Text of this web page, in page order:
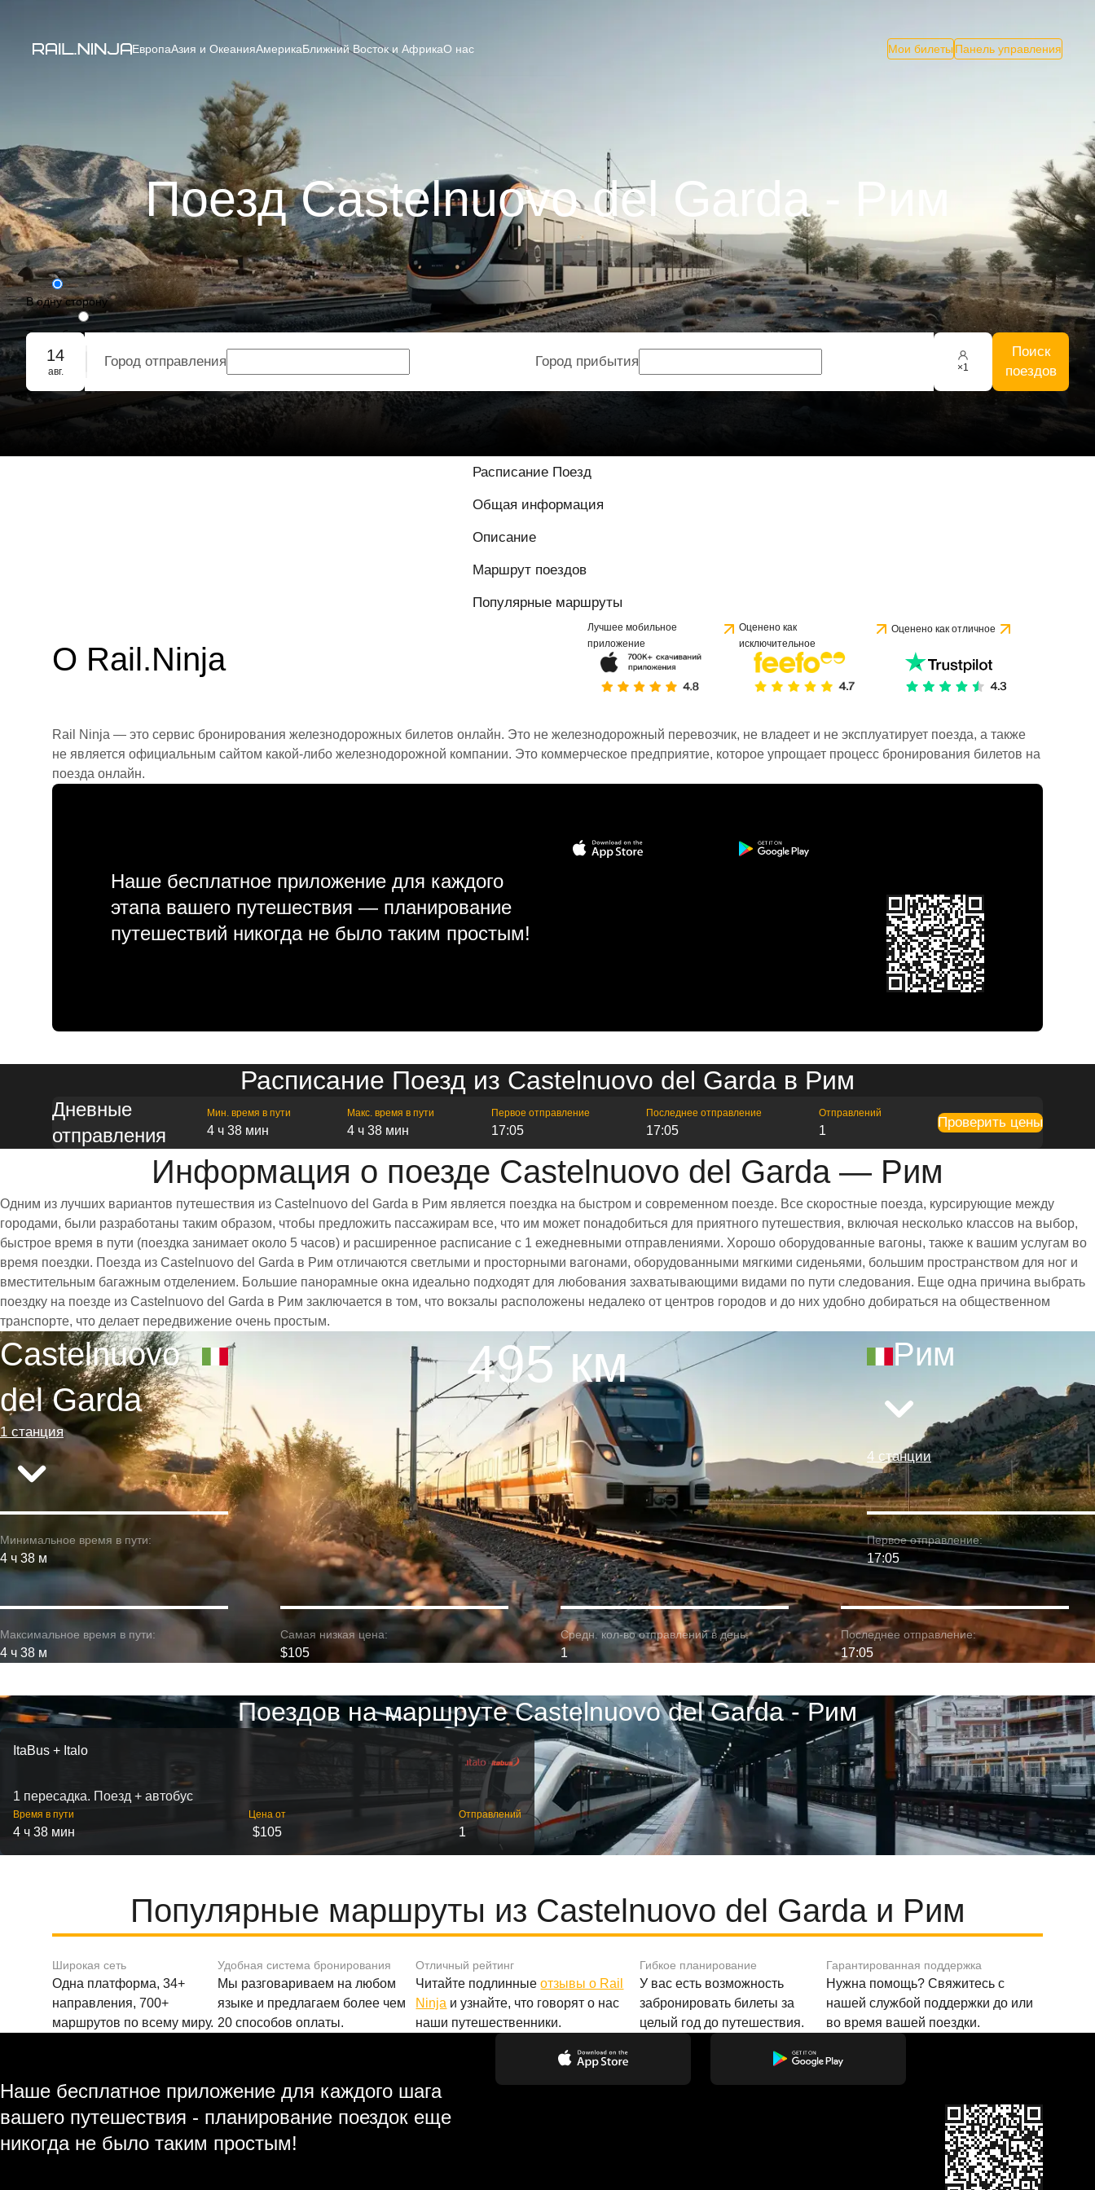
ЕвропаАзия и ОкеанияАмерикаБлижний Восток и АфрикаО нас Мои билеты Панель управления
Поезд Castelnuovo del Garda - Рим
В одну сторону
Туда-обратно
Групповое бронирование
14
авг.
Город отправления Город прибытия ×1
Поиск
поездов
Расписание Поезд
Общая информация
Описание
Маршрут поездов
Популярные маршруты
О Rail.Ninja
Лучшее мобильное
приложение
Оценено как
исключительное
Оценено как отличное
Rail Ninja — это сервис бронирования железнодорожных билетов онлайн. Это не железнодорожный перевозчик, не владеет и не эксплуатирует поезда, а также
не является официальным сайтом какой-либо железнодорожной компании. Это коммерческое предприятие, которое упрощает процесс бронирования билетов на
поезда онлайн.
Наше бесплатное приложение для каждого
этапа вашего путешествия — планирование
путешествий никогда не было таким простым!
Расписание Поезд из Castelnuovo del Garda в Рим
Дневные
отправления
Мин. время в пути
4 ч 38 мин
Макс. время в пути
4 ч 38 мин
Первое отправление
17:05
Последнее отправление
17:05
Отправлений
1
Проверить цены
Информация о поезде Castelnuovo del Garda — Рим
Одним из лучших вариантов путешествия из Castelnuovo del Garda в Рим является поездка на быстром и современном поезде. Все скоростные поезда, курсирующие между
городами, были разработаны таким образом, чтобы предложить пассажирам все, что им может понадобиться для приятного путешествия, включая несколько классов на выбор,
быстрое время в пути (поездка занимает около 5 часов) и расширенное расписание с 1 ежедневными отправлениями. Хорошо оборудованные вагоны, также к вашим услугам во
время поездки. Поезда из Castelnuovo del Garda в Рим отличаются светлыми и просторными вагонами, оборудованными мягкими сиденьями, большим пространством для ног и
вместительным багажным отделением. Большие панорамные окна идеально подходят для любования захватывающими видами по пути следования. Еще одна причина выбрать
поездку на поезде из Castelnuovo del Garda в Рим заключается в том, что вокзалы расположены недалеко от центров городов и до них удобно добираться на общественном
транспорте, что делает передвижение очень простым.
Castelnuovo
del Garda
1 станция
495 км Рим
4 станции
Минимальное время в пути:
4 ч 38 м
Первое отправление:
17:05
Максимальное время в пути:
4 ч 38 м
Самая низкая цена:
$105
Средн. кол-во отправлений в день:
1
Последнее отправление:
17:05
Поездов на маршруте Castelnuovo del Garda - Рим
ItaBus + Italo
1 пересадка. Поезд + автобус
Время в пути
4 ч 38 мин
Цена от
$105
Отправлений
1
Популярные маршруты из Castelnuovo del Garda и Рим
Широкая сеть
Одна платформа, 34+
направления, 700+
маршрутов по всему миру.
Удобная система бронирования
Мы разговариваем на любом
языке и предлагаем более чем
20 способов оплаты.
Отличный рейтинг
Читайте подлинныеотзывы о Rail
Ninja и узнайте, что говорят о нас
наши путешественники.
Гибкое планирование
У вас есть возможность
забронировать билеты за
целый год до путешествия.
Гарантированная поддержка
Нужна помощь? Свяжитесь с
нашей службой поддержки до или
во время вашей поездки.
Наше бесплатное приложение для каждого шага
вашего путешествия - планирование поездок еще
никогда не было таким простым!